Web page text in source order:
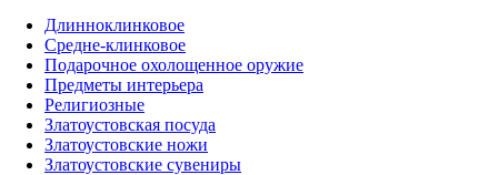
Длинноклинковое
Средне-клинковое
Подарочное охолощенное оружие
Предметы интерьера
Религиозные
Златоустовская посуда
Златоустовские ножи
Златоустовские сувениры